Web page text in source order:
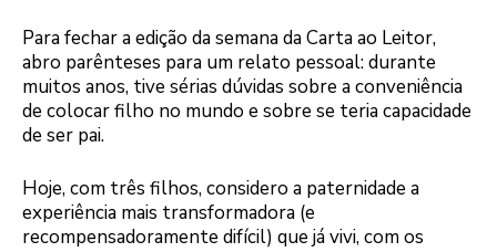
Para fechar a edição da semana da Carta ao Leitor,
abro parênteses para um relato pessoal: durante
muitos anos, tive sérias dúvidas sobre a conveniência
de colocar filho no mundo e sobre se teria capacidade
de ser pai.
Hoje, com três filhos, considero a paternidade a
experiência mais transformadora (e
recompensadoramente difícil) que já vivi, com os